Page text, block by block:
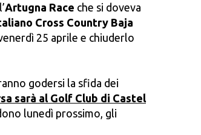
Artugna Race che si doveva
Cross Country Baja
25 aprile e chiuderlo
godersi la sfida dei
sarà al Golf Club di Castel
lunedì prossimo, gli